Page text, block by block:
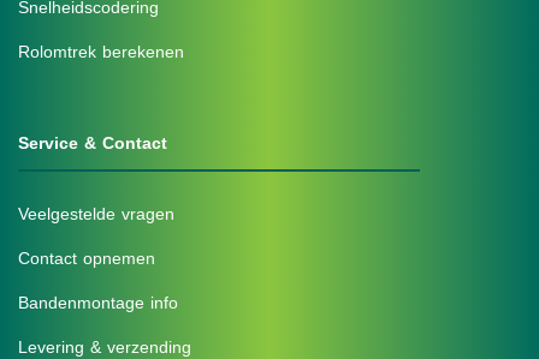
Snelheidscodering
Rolomtrek berekenen
Service & Contact
Veelgestelde vragen
Contact opnemen
Bandenmontage info
Levering & verzending